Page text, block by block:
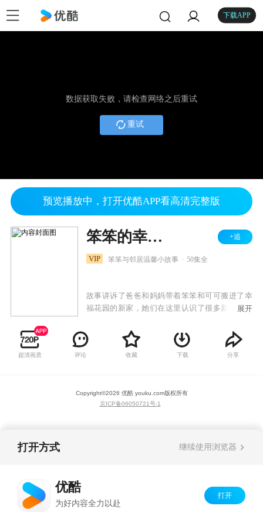
下载APP
数据获取失败，请检查网络之后重试
重试
预览播放中，打开优酷APP看高清完整版
笨笨的幸福生活之幸福花园 +追
VIP 笨笨与邻居温馨小故事 50集全
故事讲诉了爸爸和妈妈带着笨笨和可可搬进了幸
福花园的新家，她们在这里认识了很多新朋友，
小插曲。本片以孩子们日常生活中熟悉的小区生
活为背景，讲述了主人公可可、笨笨和小区其他
居民们之间发生的温馨小故事。本片轻松活泼，
展开
超清画质 评论 收藏 下载 分享
Copyright©2026 优酷 youku.com版权所有
京ICP备06050721号-1
打开方式 继续使用浏览器
优酷
为好内容全力以赴
打开